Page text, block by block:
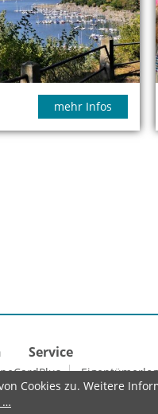
mehr Infos
Service
Cookies zu. Weitere
…